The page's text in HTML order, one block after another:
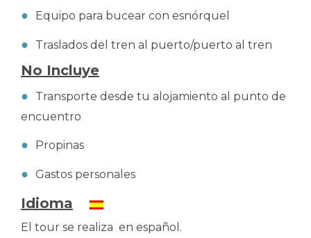
Equipo para bucear con esnórquel
Traslados del tren al puerto/puerto al tren
No Incluye
Transporte desde tu alojamiento al punto de
encuentro
Propinas
Gastos personales
Idioma
El tour se realiza en español.